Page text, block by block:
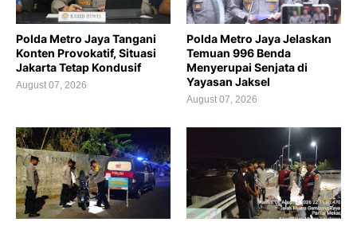
Polda Metro Jaya Tangani
Konten Provokatif, Situasi
Jakarta Tetap Kondusif
August 07, 2026
Polda Metro Jaya Jelaskan
Temuan 996 Benda
Menyerupai Senjata di
Yayasan Jaksel
August 07, 2026